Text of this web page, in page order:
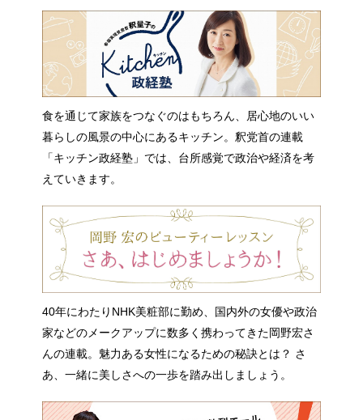
食を通じて家族をつなぐのはもちろん、居心地のいい
暮らしの風景の中心にあるキッチン。釈党首の連載
「キッチン政経塾」では、台所感覚で政治や経済を考
えていきます。
40年にわたりNHK美粧部に勤め、国内外の女優や政治
家などのメークアップに数多く携わってきた岡野宏さ
んの連載。魅力ある女性になるための秘訣とは？ さ
あ、一緒に美しさへの一歩を踏み出しましょう。